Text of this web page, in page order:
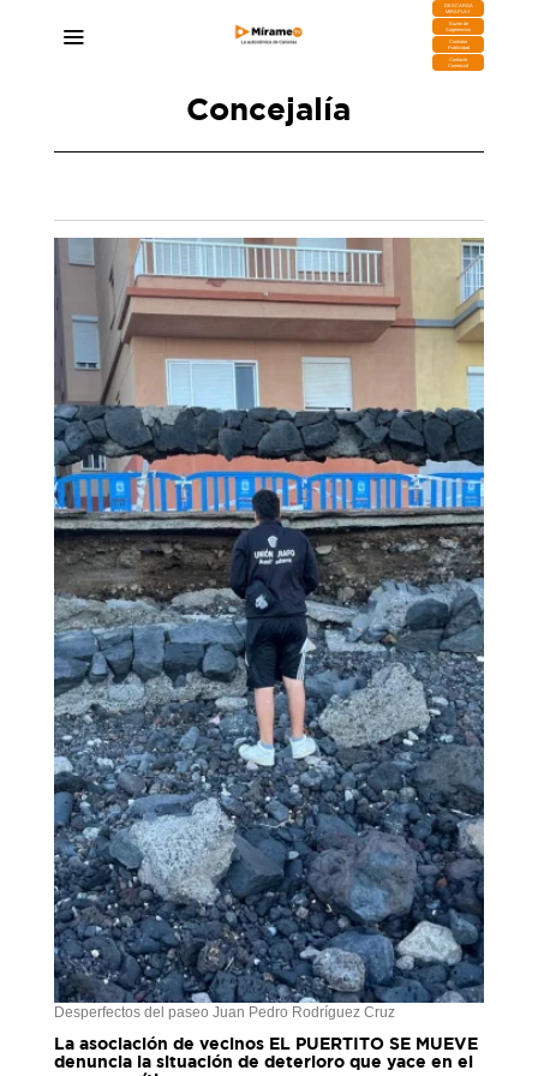
DESCARGA
MIRAPLAY
Buzón de
Sugerencias
Contratar
Publicidad
Contacto
Comercial
Concejalía
Raúl Esclarín, Bombero: «Hoy en día, la ciudad
de Las Palmas es una ciudad insegura»
22/03/2025
Desperfectos del paseo Juan Pedro Rodríguez Cruz
La asociación de vecinos EL PUERTITO SE MUEVE
denuncia la situación de deterioro que yace en el